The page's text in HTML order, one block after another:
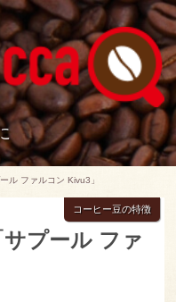
ル ファルコン Kivu3」
プール ファ
コーヒー豆の特徴